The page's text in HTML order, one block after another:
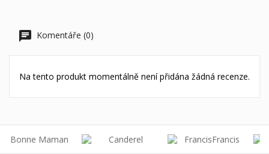
Komentáře (0)
Na tento produkt momentálně není přidána žádná recenze.